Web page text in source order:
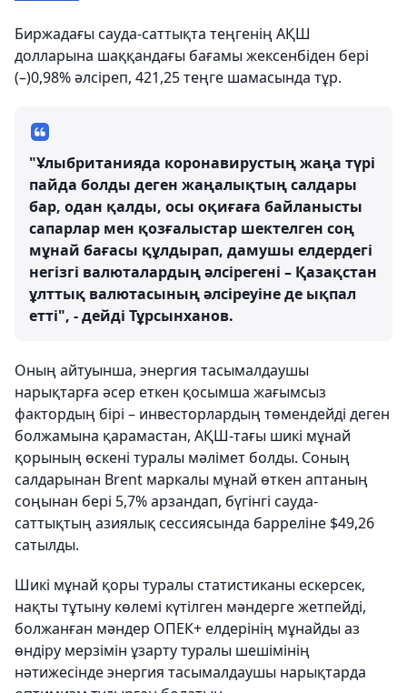
Биржадағы сауда-саттықта теңгенің АҚШ
долларына шаққандағы бағамы жексенбіден бері
(–)0,98% әлсіреп, 421,25 теңге шамасында тұр.
"Ұлыбританияда коронавирустың жаңа түрі
пайда болды деген жаңалықтың салдары
бар, одан қалды, осы оқиғаға байланысты
сапарлар мен қозғалыстар шектелген соң
мұнай бағасы құлдырап, дамушы елдердегі
негізгі валюталардың әлсірегені – Қазақстан
ұлттық валютасының әлсіреуіне де ықпал
етті", - дейді Тұрсынханов.
Оның айтуынша, энергия тасымалдаушы
нарықтарға әсер еткен қосымша жағымсыз
фактордың бірі – инвесторлардың төмендейді деген
болжамына қарамастан, АҚШ-тағы шикі мұнай
қорының өскені туралы мәлімет болды. Соның
салдарынан Brent маркалы мұнай өткен аптаның
соңынан бері 5,7% арзандап, бүгінгі сауда-
саттықтың азиялық сессиясында барреліне $49,26
сатылды.
Шикі мұнай қоры туралы статистиканы ескерсек,
нақты тұтыну көлемі күтілген мәндерге жетпейді,
болжанған мәндер ОПЕК+ елдерінің мұнайды аз
өндіру мерзімін ұзарту туралы шешімінің
нәтижесінде энергия тасымалдаушы нарықтарда